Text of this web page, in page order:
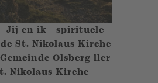
Jij en ik - spirituele
St. Nikolaus Kirche
Olsberg ller
Nikolaus Kirche